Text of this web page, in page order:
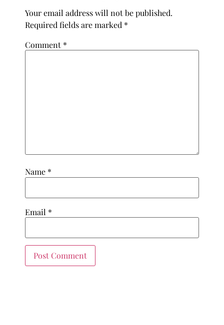
Your email address will not be published.
Required fields are marked *
Comment *
Name *
Email *